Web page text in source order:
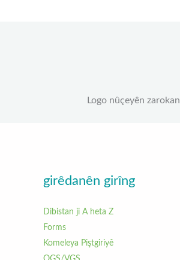
Logo nûçeyên zarokan
girêdanên girîng
Dibistan ji A heta Z
Forms
Komeleya Piştgiriyê